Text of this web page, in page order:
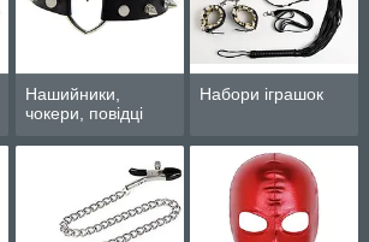
Нашийники,
чокери, повідці
Набори іграшок